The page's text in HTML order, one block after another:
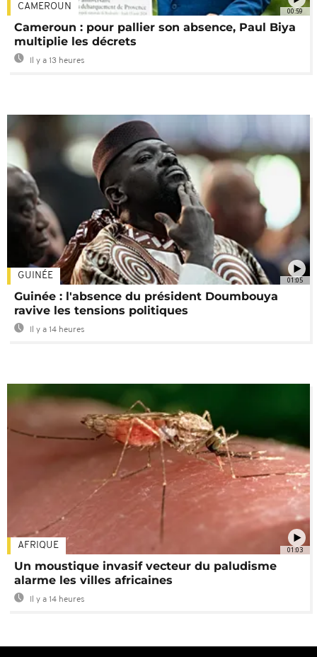
00:59
CAMEROUN
Cameroun : pour pallier son absence, Paul Biya
multiplie les décrets
Il y a 13 heures
01:05
GUINÉE
Guinée : l'absence du président Doumbouya
ravive les tensions politiques
Il y a 14 heures
01:03
AFRIQUE
Un moustique invasif vecteur du paludisme
alarme les villes africaines
Il y a 14 heures